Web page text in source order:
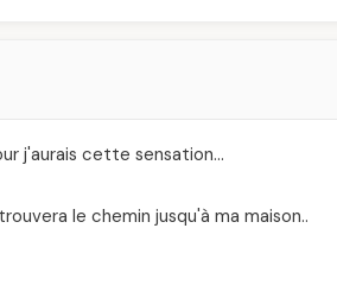
j'aurais cette sensation…
le chemin jusqu'à ma maison..